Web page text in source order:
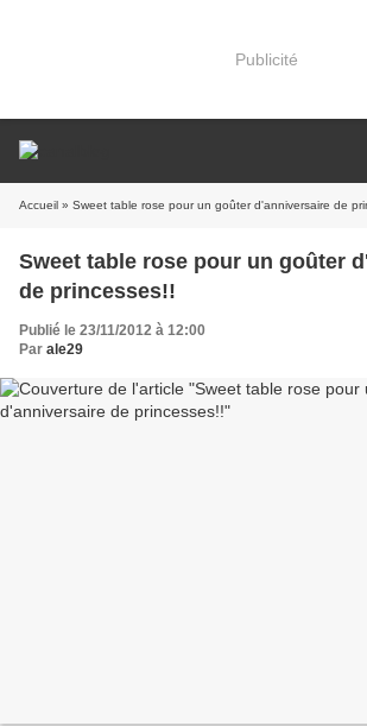
Publicité
Accueil » Sweet table rose pour un goûter d'anniversaire de
Sweet table rose pour un goûter
de princesses!!
Publié le 23/11/2012 à 12:00
Par ale29